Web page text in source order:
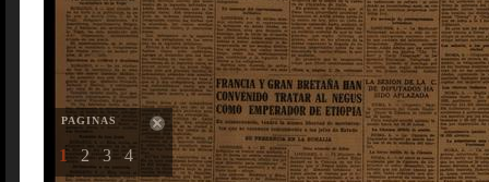
PAGINAS
1 2 3 4